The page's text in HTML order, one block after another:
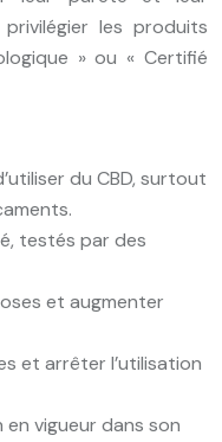
les produits
» ou « Certifié
du CBD, surtout
testés par des
et augmenter
et arrêter l’utilisation
en vigueur dans son